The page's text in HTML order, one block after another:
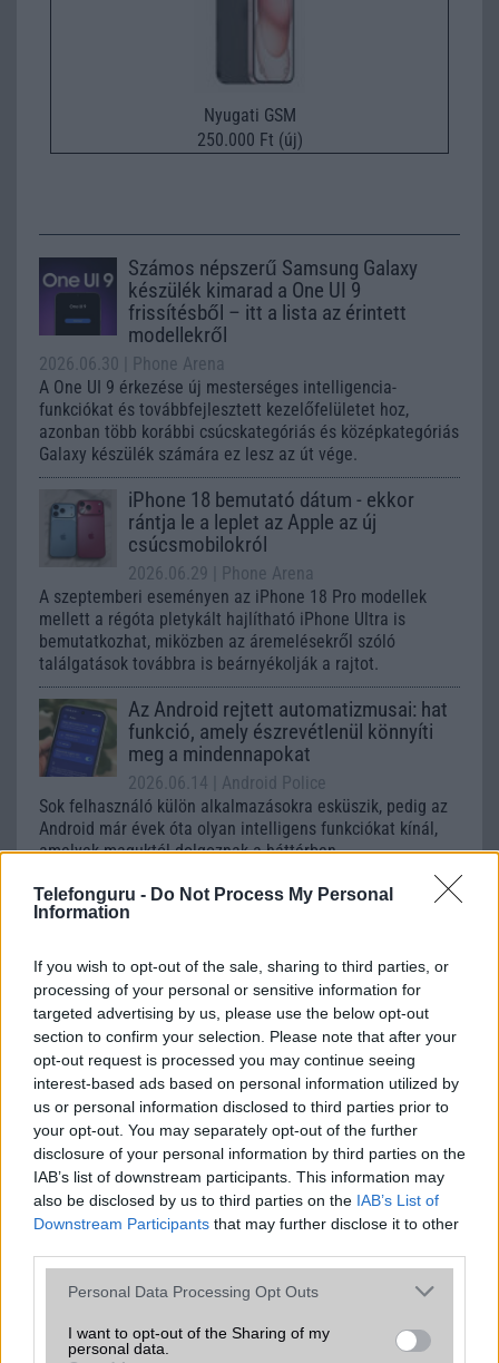
Telefonguru - Do Not Process My Personal
Information
If you wish to opt-out of the sale, sharing to third parties, or
processing of your personal or sensitive information for
targeted advertising by us, please use the below opt-out
section to confirm your selection. Please note that after your
opt-out request is processed you may continue seeing
interest-based ads based on personal information utilized by
us or personal information disclosed to third parties prior to
your opt-out. You may separately opt-out of the further
disclosure of your personal information by third parties on the
IAB’s list of downstream participants. This information may
also be disclosed by us to third parties on the IAB’s List of
Downstream Participants that may further disclose it to other
Please note that this website/app uses one or more Google
not limited to your visit or usage behaviour. You may click to
grant or deny consent to Google and its third-party tags to
Personal Data Processing Opt Outs
I want to opt-out of the Sharing of my
personal data.
Nyugati GSM
250.000 Ft (új)
Számos népszerű Samsung Galaxy
készülék kimarad a One UI 9
frissítésből – itt a lista az érintett
modellekről
2026.06.30
| Phone Arena
A One UI 9 érkezése új mesterséges intelligencia-
funkciókat és továbbfejlesztett kezelőfelületet hoz,
azonban több korábbi csúcskategóriás és középkategóriás
Galaxy készülék számára ez lesz az út vége.
iPhone 18 bemutató dátum - ekkor
rántja le a leplet az Apple az új
csúcsmobilokról
2026.06.29
| Phone Arena
A szeptemberi eseményen az iPhone 18 Pro modellek
mellett a régóta pletykált hajlítható iPhone Ultra is
bemutatkozhat, miközben az áremelésekről szóló
találgatások továbbra is beárnyékolják a rajtot.
Az Android rejtett automatizmusai: hat
funkció, amely észrevétlenül könnyíti
meg a mindennapokat
2026.06.14
| Android Police
Sok felhasználó külön alkalmazásokra esküszik, pedig az
Android már évek óta olyan intelligens funkciókat kínál,
amelyek maguktól dolgoznak a háttérben.
Ez a rejtett Samsung funkció teljesen
sokan mégsem tudnak róla
2026.07.12| Android Central
Az Edge Panel az egyik leghasznosabb funkció, amely
jelentősen felgyorsítja a mindennapi használatot,
miközben a Pixel telefonokból továbbra is hiányzik.
KAPCSOLÓDÓ HÍREK
Sony Xperia Z és Xperia ZL: 5 col, csúcs